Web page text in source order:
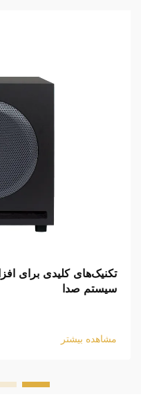
تکنیک‌های کلیدی برای
سیستم صدا
مشاهده بیشتر